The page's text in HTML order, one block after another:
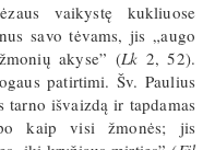
vaikystę kukliuose
savo tėvams, jis „augo
akyse” (Lk 2, 52).
patirtimi. Šv. Paulius
tarno išvaizdą ir tapdamas
kaip visi žmonės; jis